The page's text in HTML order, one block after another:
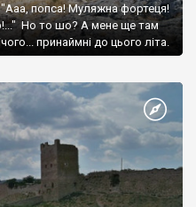
попса! Муляжна фортеця!
Но то шо? А мене ще там
принаймні до цього літа.